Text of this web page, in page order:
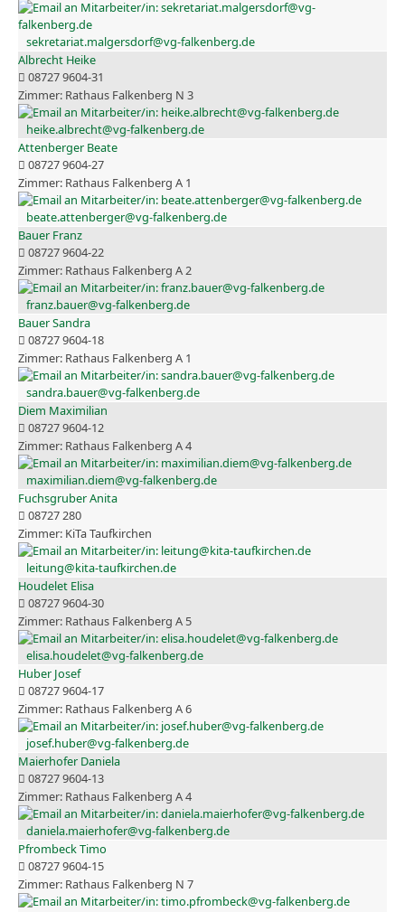
sekretariat.malgersdorf@vg-falkenberg.de
Albrecht Heike
08727 9604-31
Rathaus Falkenberg N 3
heike.albrecht@vg-falkenberg.de
Attenberger Beate
08727 9604-27
Rathaus Falkenberg A 1
beate.attenberger@vg-falkenberg.de
Bauer Franz
08727 9604-22
Rathaus Falkenberg A 2
franz.bauer@vg-falkenberg.de
Bauer Sandra
08727 9604-18
Rathaus Falkenberg A 1
sandra.bauer@vg-falkenberg.de
Diem Maximilian
08727 9604-12
Rathaus Falkenberg A 4
maximilian.diem@vg-falkenberg.de
Fuchsgruber Anita
08727 280
KiTa Taufkirchen
leitung@kita-taufkirchen.de
Houdelet Elisa
08727 9604-30
Rathaus Falkenberg A 5
elisa.houdelet@vg-falkenberg.de
Huber Josef
08727 9604-17
Rathaus Falkenberg A 6
josef.huber@vg-falkenberg.de
Maierhofer Daniela
08727 9604-13
Rathaus Falkenberg A 4
daniela.maierhofer@vg-falkenberg.de
Pfrombeck Timo
08727 9604-15
Rathaus Falkenberg N 7